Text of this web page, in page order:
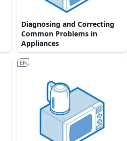
Diagnosing and Correcting
Common Problems in
Appliances
EN